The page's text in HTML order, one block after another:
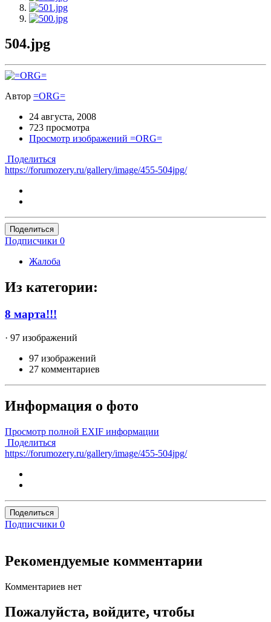
504.jpg
Автор =ORG=
24 августа, 2008
723 просмотра
Просмотр изображений =ORG=
Поделиться
https://forumozery.ru/gallery/image/455-504jpg/
Поделиться
Подписчики 0
Жалоба
Из категории:
8 марта!!!
· 97 изображений
97 изображений
27 комментариев
Информация о фото
Просмотр полной EXIF информации
Поделиться
https://forumozery.ru/gallery/image/455-504jpg/
Поделиться
Подписчики 0
Рекомендуемые комментарии
Комментариев нет
Пожалуйста, войдите, чтобы